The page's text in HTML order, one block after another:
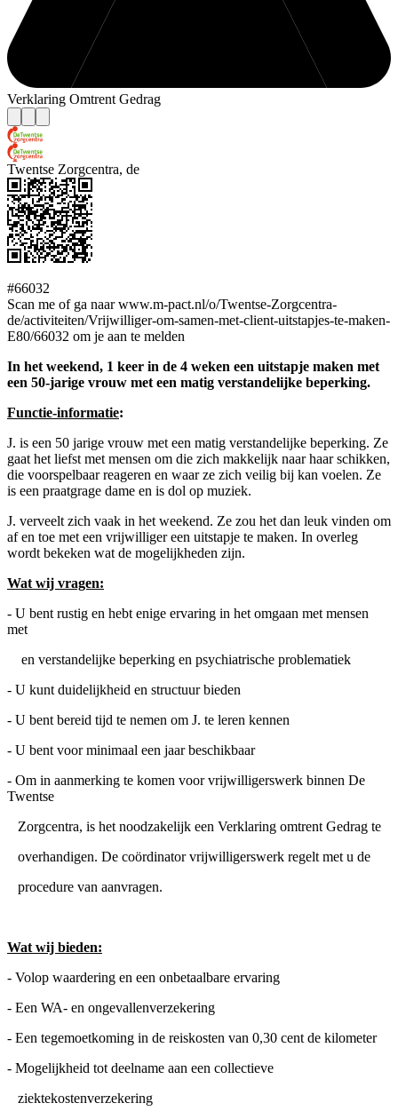
Verklaring Omtrent Gedrag
Twentse Zorgcentra, de
#66032
Scan me of ga naar www.m-pact.nl/o/Twentse-Zorgcentra-
de/activiteiten/Vrijwilliger-om-samen-met-client-uitstapjes-te-maken-
E80/66032 om je aan te melden
In het weekend, 1 keer in de 4 weken een uitstapje maken met
een 50-jarige vrouw met een matig verstandelijke beperking.
Functie-informatie:
J. is een 50 jarige vrouw met een matig verstandelijke beperking. Ze
gaat het liefst met mensen om die zich makkelijk naar haar schikken,
die voorspelbaar reageren en waar ze zich veilig bij kan voelen. Ze
is een praatgrage dame en is dol op muziek.
J. verveelt zich vaak in het weekend. Ze zou het dan leuk vinden om
af en toe met een vrijwilliger een uitstapje te maken. In overleg
wordt bekeken wat de mogelijkheden zijn.
Wat wij vragen:
- U bent rustig en hebt enige ervaring in het omgaan met mensen
met
en verstandelijke beperking en psychiatrische problematiek
- U kunt duidelijkheid en structuur bieden
- U bent bereid tijd te nemen om J. te leren kennen
- U bent voor minimaal een jaar beschikbaar
- Om in aanmerking te komen voor vrijwilligerswerk binnen De
Twentse
Zorgcentra, is het noodzakelijk een Verklaring omtrent Gedrag te
overhandigen. De coördinator vrijwilligerswerk regelt met u de
procedure van aanvragen.
Wat wij bieden:
- Volop waardering en een onbetaalbare ervaring
- Een WA- en ongevallenverzekering
- Een tegemoetkoming in de reiskosten van 0,30 cent de kilometer
- Mogelijkheid tot deelname aan een collectieve
ziektekostenverzekering